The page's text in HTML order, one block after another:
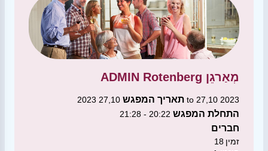
ADMIN Rotenberg מְאַרגֵן
תאריך המפגש 27,10 2023 to 27,10 2023
התחלת המפגש 20:22 - 21:28
חברים
18 זמין